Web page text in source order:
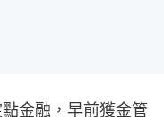
金融，早前獲金管